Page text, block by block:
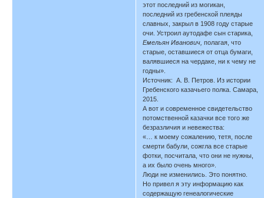
этот последний из могикан,
последний из гребенской плеяды
славных, закрыл в 1908 году старые
очи. Устроил аутодафе сын старика,
Емельян Иванович, полагая, что
старые, оставшиеся от отца бумаги,
валявшиеся на чердаке, ни к чему не
годны».
Источник: А. В. Петров. Из истории
Гребенского казачьего полка. Самара,
2015.
А вот и современное свидетельство
потомственной казачки все того же
безразличия и невежества:
«… к моему сожалению, тетя, после
смерти бабули, сожгла все старые
фотки, посчитала, что они не нужны,
а их было очень много».
Люди не изменились. Это понятно.
Но привел я эту информацию как
содержащую генеалогические